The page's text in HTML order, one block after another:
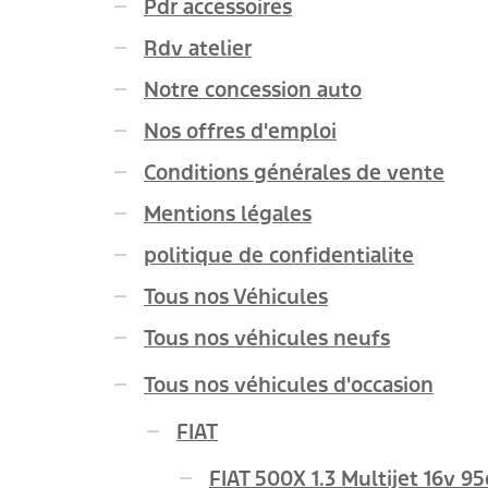
Pdr accessoires
Rdv atelier
Notre concession auto
Nos offres d'emploi
Conditions générales de vente
Mentions légales
politique de confidentialite
Tous nos Véhicules
Tous nos véhicules neufs
Tous nos véhicules d'occasion
FIAT
FIAT 500X 1.3 Multijet 16v